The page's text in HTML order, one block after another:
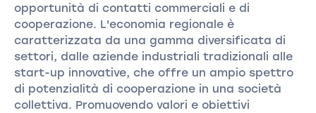
opportunità di contatti commerciali e di
cooperazione. L'economia regionale è
caratterizzata da una gamma diversificata di
settori, dalle aziende industriali tradizionali alle
start-up innovative, che offre un ampio spettro
di potenzialità di cooperazione in una società
collettiva. Promuovendo valori e obiettivi